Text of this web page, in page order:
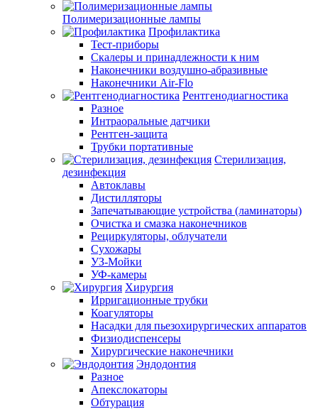
Полимеризационные лампы
Профилактика
Тест-приборы
Скалеры и принадлежности к ним
Наконечники воздушно-абразивные
Наконечники Air-Flo
Рентгенодиагностика
Разное
Интраоральные датчики
Рентген-защита
Трубки портативные
Стерилизация,
дезинфекция
Автоклавы
Дистилляторы
Запечатывающие устройства (ламинаторы)
Очистка и смазка наконечников
Рециркуляторы, облучатели
Сухожары
УЗ-Мойки
УФ-камеры
Хирургия
Ирригационные трубки
Коагуляторы
Насадки для пьезохирургических аппаратов
Физиодиспенсеры
Хирургические наконечники
Эндодонтия
Разное
Апекслокаторы
Обтурация